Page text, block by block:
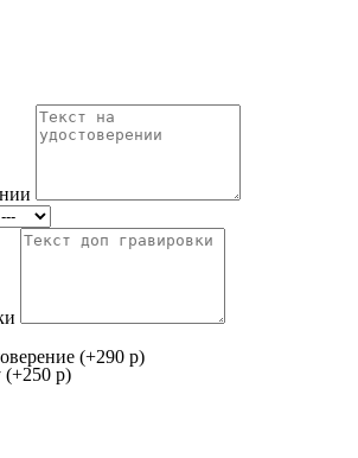
(+290 р)
(+250 р)